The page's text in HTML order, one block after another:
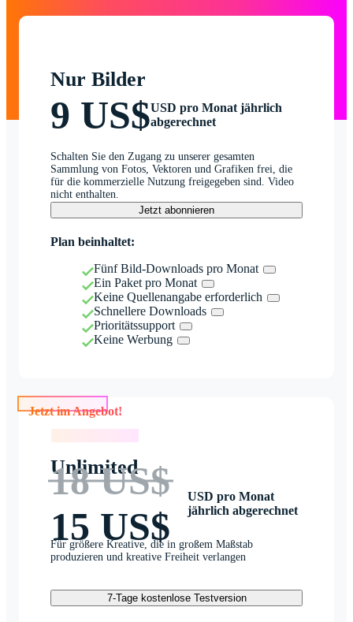
Nur Bilder
9 US$USD pro Monat jährlich
abgerechnet
Schalten Sie den Zugang zu unserer gesamten
Sammlung von Fotos, Vektoren und Grafiken frei, die
für die kommerzielle Nutzung freigegeben sind. Video
nicht enthalten.
Jetzt abonnieren
Plan beinhaltet:
Fünf Bild-Downloads pro Monat
Ein Paket pro Monat
Keine Quellenangabe erforderlich
Schnellere Downloads
Prioritätssupport
Keine Werbung
Jetzt im Angebot!
Unlimited
18 US$
15 US$
USD pro Monat
jährlich abgerechnet
Für größere Kreative, die in großem Maßstab
produzieren und kreative Freiheit verlangen
7-Tage kostenlose Testversion